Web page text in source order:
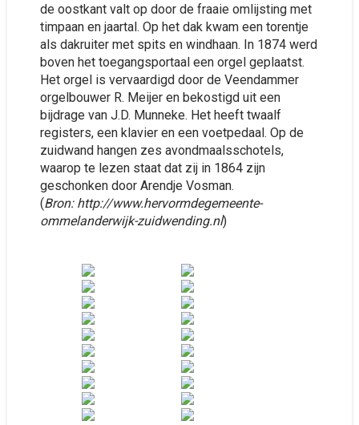
de oostkant valt op door de fraaie omlijsting met
timpaan en jaartal. Op het dak kwam een torentje
als dakruiter met spits en windhaan. In 1874 werd
boven het toegangsportaal een orgel geplaatst.
Het orgel is vervaardigd door de Veendammer
orgelbouwer R. Meijer en bekostigd uit een
bijdrage van J.D. Munneke. Het heeft twaalf
registers, een klavier en een voetpedaal. Op de
zuidwand hangen zes avondmaalsschotels,
waarop te lezen staat dat zij in 1864 zijn
geschonken door Arendje Vosman.
(Bron: http://www.hervormdegemeente-
ommelanderwijk-zuidwending.nl)